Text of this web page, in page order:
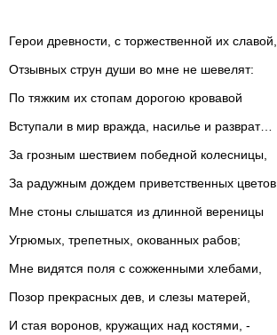
Герои древности, с торжественной их славой,
Отзывных струн души во мне не шевелят:
По тяжким их стопам дорогою кровавой
Вступали в мир вражда, насилье и разврат…
За грозным шествием победной колесницы,
За радужным дождем приветственных цветов
Мне стоны слышатся из длинной вереницы
Угрюмых, трепетных, окованных рабов;
Мне видятся поля с сожженными хлебами,
Позор прекрасных дев, и слезы матерей,
И стая воронов, кружащих над костями, -